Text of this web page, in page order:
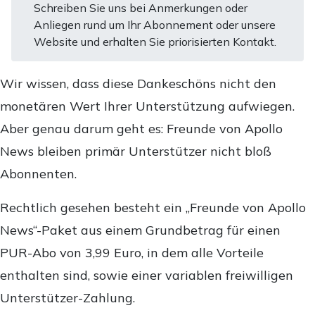
Schreiben Sie uns bei Anmerkungen oder
Anliegen rund um Ihr Abonnement oder unsere
Website und erhalten Sie priorisierten Kontakt.
Wir wissen, dass diese Dankeschöns nicht den
monetären Wert Ihrer Unterstützung aufwiegen.
Aber genau darum geht es: Freunde von Apollo
News bleiben primär Unterstützer nicht bloß
Abonnenten.
Rechtlich gesehen besteht ein „Freunde von Apollo
News“-Paket aus einem Grundbetrag für einen
PUR-Abo von 3,99 Euro, in dem alle Vorteile
enthalten sind, sowie einer variablen freiwilligen
Unterstützer-Zahlung.